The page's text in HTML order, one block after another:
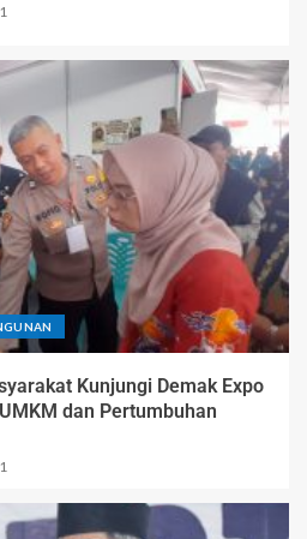
Kunjungi Demak Expo
dan Pertumbuhan